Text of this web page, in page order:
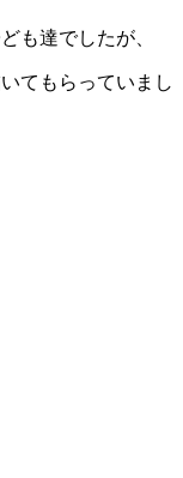
も達でしたが、
てもらっていまし